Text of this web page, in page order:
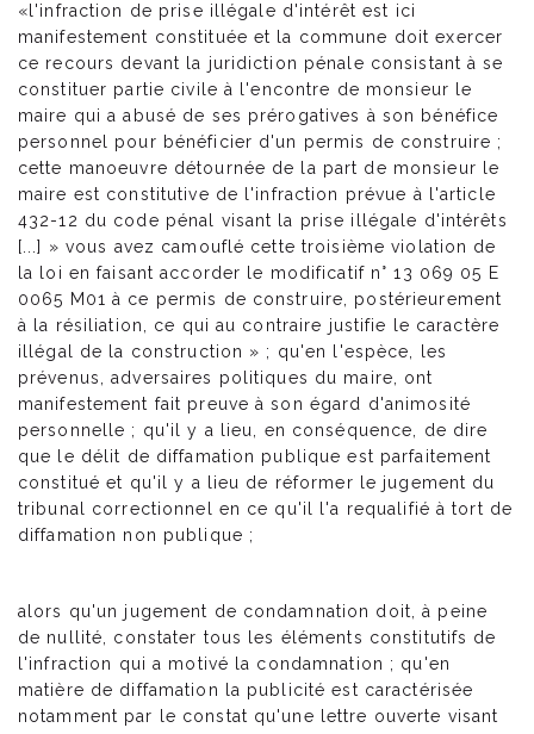
«l'infraction de prise illégale d'intérêt est ici
manifestement constituée et la commune doit exercer
ce recours devant la juridiction pénale consistant à se
constituer partie civile à l'encontre de monsieur le
maire qui a abusé de ses prérogatives à son bénéfice
personnel pour bénéficier d'un permis de construire ;
cette manoeuvre détournée de la part de monsieur le
maire est constitutive de l'infraction prévue à l'article
432-12 du code pénal visant la prise illégale d'intérêts
[...] » vous avez camouflé cette troisième violation de
la loi en faisant accorder le modificatif n° 13 069 05 E
0065 M01 à ce permis de construire, postérieurement
à la résiliation, ce qui au contraire justifie le caractère
illégal de la construction » ; qu'en l'espèce, les
prévenus, adversaires politiques du maire, ont
manifestement fait preuve à son égard d'animosité
personnelle ; qu'il y a lieu, en conséquence, de dire
que le délit de diffamation publique est parfaitement
constitué et qu'il y a lieu de réformer le jugement du
tribunal correctionnel en ce qu'il l'a requalifié à tort de
diffamation non publique ;
alors qu'un jugement de condamnation doit, à peine
de nullité, constater tous les éléments constitutifs de
l'infraction qui a motivé la condamnation ; qu'en
matière de diffamation la publicité est caractérisée
notamment par le constat qu'une lettre ouverte visant